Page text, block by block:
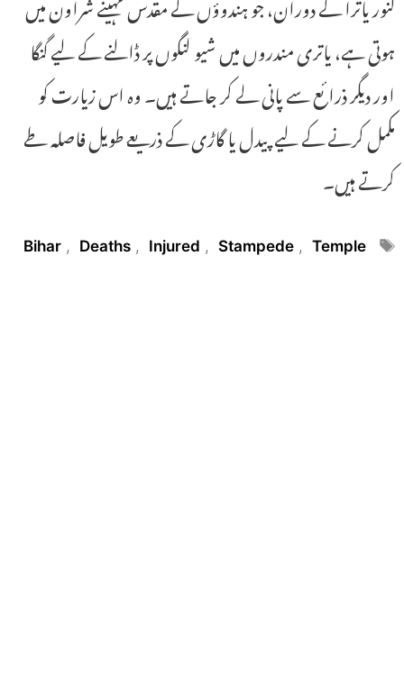
ہوتی ہے، یاتری مندروں میں شیو لنگوں پر ڈالنے کے لیے گنگا
اور دیگر ذرائع سے پانی لے کر جاتے ہیں۔ وہ اس زیارت کو
مکمل کرنے کے لیے پیدل یا گاڑی کے ذریعے طویل فاصلہ طے
کرتے ہیں۔
Tags
Bihar , Deaths , Injured , Stampede , Temple